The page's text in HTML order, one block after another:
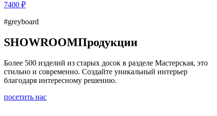
7400 ₽
#greyboard
SHOWROOMПродукции
Более 500 изделий из старых досок в разделе Мастерская, это
стильно и современно. Создайте уникальный интерьер
благодаря интересному решению.
посетить нас